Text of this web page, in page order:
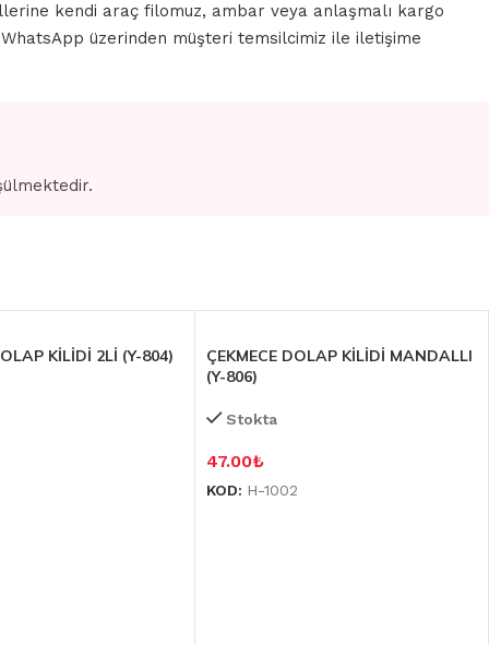
kendi araç filomuz, ambar veya anlaşmalı kargo
üzerinden müşteri temsilcimiz ile iletişime
KİLİDİ 2Lİ (Y-804)
ÇEKMECE DOLAP KİLİDİ MANDALLI
(Y-806)
Stokta
47.00₺
KOD: H-1002